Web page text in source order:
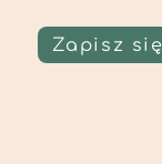
Zapisz się